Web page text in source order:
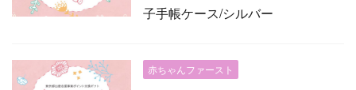
子手帳ケース/シルバー
赤ちゃんファースト